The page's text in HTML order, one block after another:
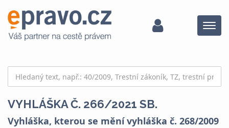
Menu
VYHLÁŠKA Č. 266/2021 SB.
Vyhláška, kterou se mění vyhláška č. 268/2009